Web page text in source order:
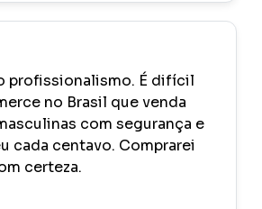
profissionalismo. É difícil
no Brasil que venda
com segurança e
cada centavo. Comprarei
certeza.